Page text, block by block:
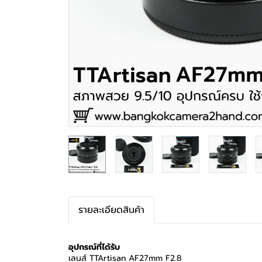
รายละเอียดสินค้า
อุปกรณ์ที่ได้รับ
เลนส์ TTArtisan AF27mm F2.8